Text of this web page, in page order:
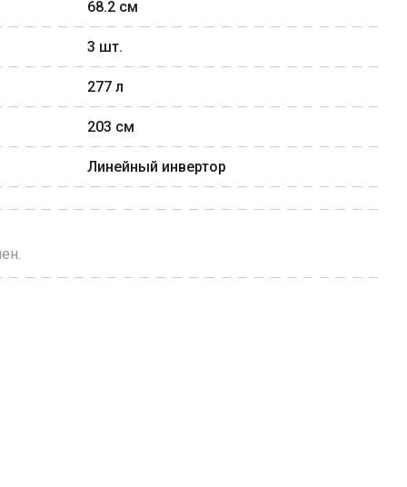
68.2 см
3 шт.
277 л
203 см
Линейный инвертор